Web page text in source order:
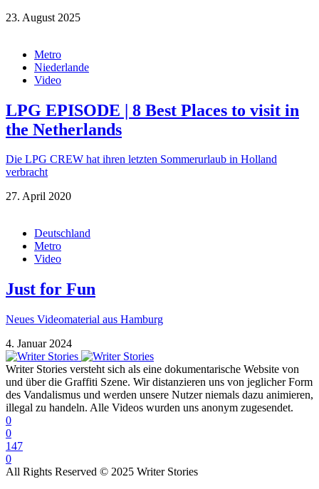
23. August 2025
Metro
Niederlande
Video
LPG EPISODE | 8 Best Places to visit in
the Netherlands
Die LPG CREW hat ihren letzten Sommerurlaub in Holland
verbracht
27. April 2020
Deutschland
Metro
Video
Just for Fun
Neues Videomaterial aus Hamburg
4. Januar 2024
Writer Stories versteht sich als eine dokumentarische Website von
und über die Graffiti Szene. Wir distanzieren uns von jeglicher Form
des Vandalismus und werden unsere Nutzer niemals dazu animieren,
illegal zu handeln. Alle Videos wurden uns anonym zugesendet.
0
0
147
0
All Rights Reserved © 2025 Writer Stories